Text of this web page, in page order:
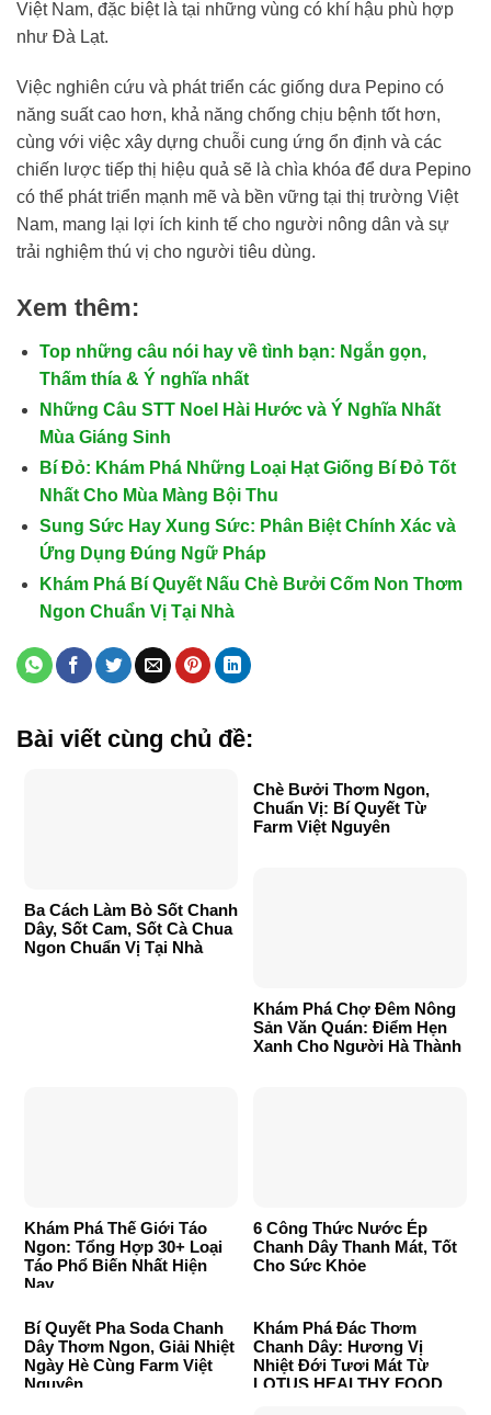
Việt Nam, đặc biệt là tại những vùng có khí hậu phù hợp
như Đà Lạt.
Việc nghiên cứu và phát triển các giống dưa Pepino có
năng suất cao hơn, khả năng chống chịu bệnh tốt hơn,
cùng với việc xây dựng chuỗi cung ứng ổn định và các
chiến lược tiếp thị hiệu quả sẽ là chìa khóa để dưa Pepino
có thể phát triển mạnh mẽ và bền vững tại thị trường Việt
Nam, mang lại lợi ích kinh tế cho người nông dân và sự
trải nghiệm thú vị cho người tiêu dùng.
Xem thêm:
Top những câu nói hay về tình bạn: Ngắn gọn,
Thấm thía & Ý nghĩa nhất
Những Câu STT Noel Hài Hước và Ý Nghĩa Nhất
Mùa Giáng Sinh
Bí Đỏ: Khám Phá Những Loại Hạt Giống Bí Đỏ Tốt
Nhất Cho Mùa Màng Bội Thu
Sung Sức Hay Xung Sức: Phân Biệt Chính Xác và
Ứng Dụng Đúng Ngữ Pháp
Khám Phá Bí Quyết Nấu Chè Bưởi Cốm Non Thơm
Ngon Chuẩn Vị Tại Nhà
Bài viết cùng chủ đề:
Ba Cách Làm Bò Sốt Chanh
Dây, Sốt Cam, Sốt Cà Chua
Ngon Chuẩn Vị Tại Nhà
Chè Bưởi Thơm Ngon,
Chuẩn Vị: Bí Quyết Từ
Farm Việt Nguyên
Khám Phá Chợ Đêm Nông
Sản Văn Quán: Điểm Hẹn
Xanh Cho Người Hà Thành
Khám Phá Thế Giới Táo
Ngon: Tổng Hợp 30+ Loại
Táo Phổ Biến Nhất Hiện
Nay
6 Công Thức Nước Ép
Chanh Dây Thanh Mát, Tốt
Cho Sức Khỏe
Bí Quyết Pha Soda Chanh
Dây Thơm Ngon, Giải Nhiệt
Ngày Hè Cùng Farm Việt
Nguyên
Khám Phá Đác Thơm
Chanh Dây: Hương Vị
Nhiệt Đới Tươi Mát Từ
LOTUS HEALTHY FOOD